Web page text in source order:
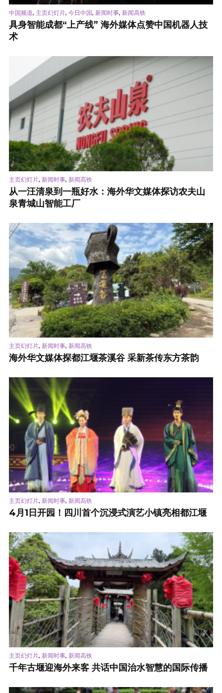
中国频道, 主页幻灯片, 今日中国, 新闻时事, 新闻高铁
具身智能成都“上产线” 海外媒体点赞中国机器人技
术
主页幻灯片, 新闻时事, 新闻高铁
从一汪清泉到一瓶好水：海外华文媒体探访农夫山
泉青城山智能工厂
主页幻灯片, 新闻时事, 新闻高铁
海外华文媒体探都江堰茶溪谷 采新茶传东方茶韵
主页幻灯片, 新闻时事, 新闻高铁
4月1日开园！四川首个沉浸式演艺小镇亮相都江堰
主页幻灯片, 新闻时事, 新闻高铁
千年古堰迎海外来客 共话中国治水智慧的国际传播